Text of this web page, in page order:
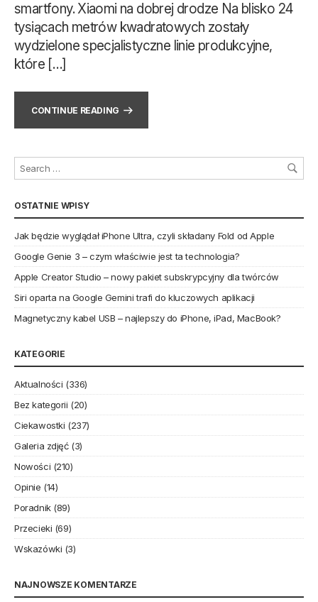
smartfony. Xiaomi na dobrej drodze Na blisko 24
tysiącach metrów kwadratowych zostały
wydzielone specjalistyczne linie produkcyjne,
które […]
CONTINUE READING
OSTATNIE WPISY
Jak będzie wyglądał iPhone Ultra, czyli składany Fold od Apple
Google Genie 3 – czym właściwie jest ta technologia?
Apple Creator Studio – nowy pakiet subskrypcyjny dla twórców
Siri oparta na Google Gemini trafi do kluczowych aplikacji
Magnetyczny kabel USB – najlepszy do iPhone, iPad, MacBook?
KATEGORIE
Aktualności (336)
Bez kategorii (20)
Ciekawostki (237)
Galeria zdjęć(3)
Nowości (210)
Opinie (14)
Poradnik(89)
Przecieki (69)
Wskazówki (3)
NAJNOWSZE KOMENTARZE